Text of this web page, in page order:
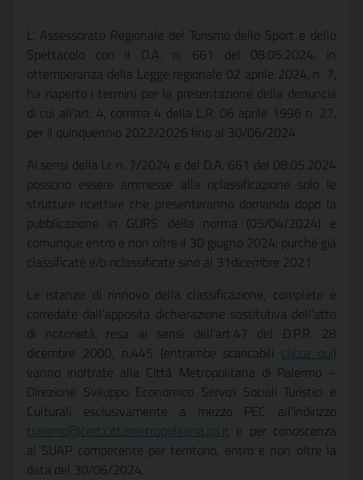
L’ Assessorato Regionale del Turismo dello Sport e dello
Spettacolo con il D.A. n. 661 del 08.05.2024, in
ottemperanza della Legge regionale 02 aprile 2024, n. 7,
ha riaperto i termini per la presentazione della denuncia
di cui all’art. 4, comma 4 della L.R. 06 aprile 1996 n. 27,
per il quinquennio 2022/2026 fino al 30/06/2024.
Ai sensi della l.r. n. 7/2024 e del D.A. 661 del 08.05.2024
possono essere ammesse alla riclassificazione solo le
strutture ricettive che presenteranno domanda dopo la
pubblicazione in GURS della norma (05/04/2024) e
comunque entro e non oltre il 30 giugno 2024, purché già
classificate e/o riclassificate sino al 31dicembre 2021
Le istanze di rinnovo della classificazione, complete e
corredate dall’apposita dichiarazione sostitutiva dell’atto
di notorietà, resa ai sensi dell’art.47 del D.P.R. 28
dicembre 2000, n.445 (entrambe scaricabili clicca qui)
vanno inoltrate alla Città Metropolitana di Palermo –
Direzione Sviluppo Economico Servizi Sociali Turistici e
Culturali esclusivamente a mezzo PEC all’indirizzo
turismo@cert.cittametropolitana.pa.it e per conoscenza
al SUAP competente per territorio, entro e non oltre la
data del 30/06/2024.